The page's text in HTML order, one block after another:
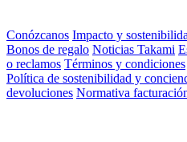
Conózcanos Impacto y
Bonos de regalo Noticias Takami
o reclamos Términos y condiciones
Política de sostenibilidad y
devoluciones Normativa